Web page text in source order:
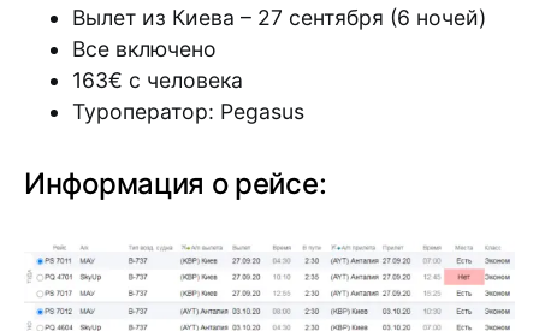
Вылет из Киева – 27 сентября (6 ночей)
Все включено
163€ с человека
Туроператор: Pegasus
Информация о рейсе: